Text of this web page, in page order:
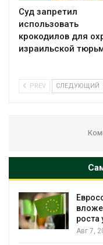
Суд запретил
использовать
крокодилов для
израильской
PREV СЛЕДУЮЩИЙ
роста
Авг 7,